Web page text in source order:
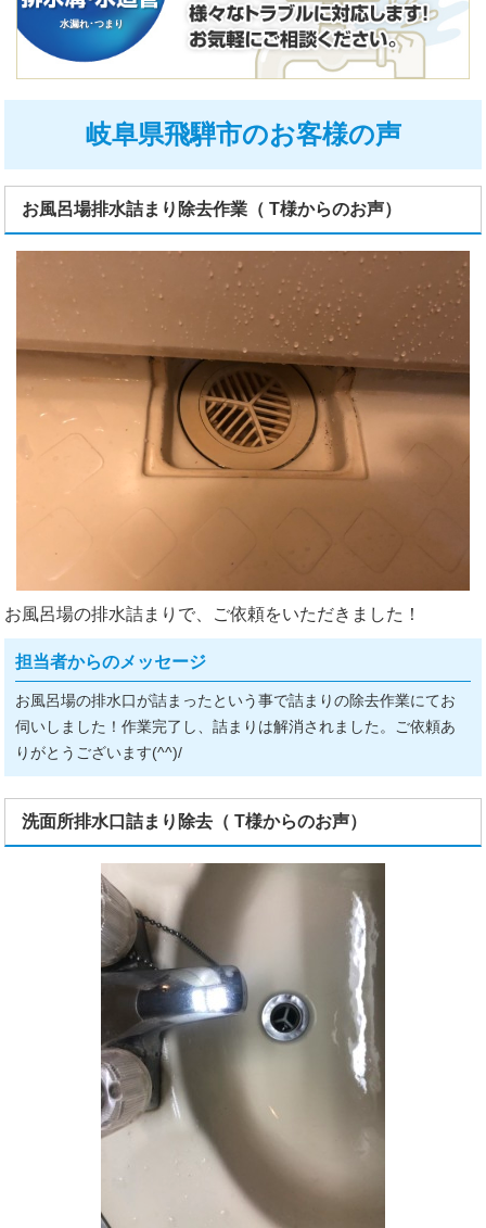
水漏れ･つまり
岐阜県飛騨市のお客様の声
お風呂場排水詰まり除去作業（ T様からのお声）
お風呂場の排水詰まりで、ご依頼をいただきました！
担当者からのメッセージ
お風呂場の排水口が詰まったという事で詰まりの除去作業にてお
伺いしました！作業完了し、詰まりは解消されました。ご依頼あ
りがとうございます(^^)/
洗面所排水口詰まり除去（ T様からのお声）